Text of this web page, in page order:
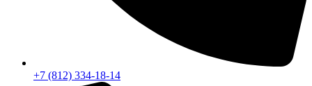
+7 (812) 334-18-14